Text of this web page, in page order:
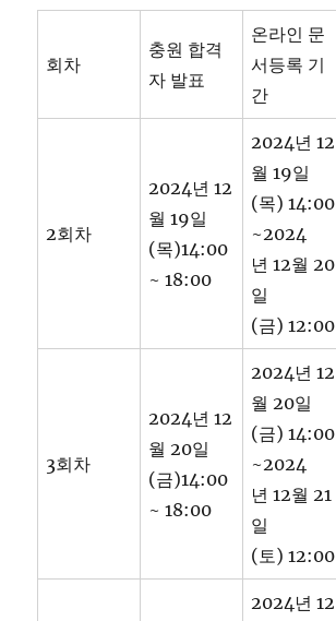
회차
충원 합격
자 발표
온라인 문
서등록 기
간
2회차
2024년 12
월 19일
(목)14:00
~ 18:00
2024년 12
월 19일
(목) 14:00
~2024
년 12월 20
일
(금) 12:00
3회차
2024년 12
월 20일
(금)14:00
~ 18:00
2024년 12
월 20일
(금) 14:00
~2024
년 12월 21
일
(토) 12:00
2024년 12